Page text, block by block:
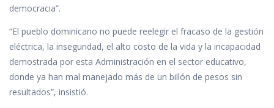
democracia”.
“El pueblo dominicano no puede reelegir el fracaso de la gestión
eléctrica, la inseguridad, el alto costo de la vida y la incapacidad
demostrada por esta Administración en el sector educativo,
donde ya han mal manejado más de un billón de pesos sin
resultados”, insistió.